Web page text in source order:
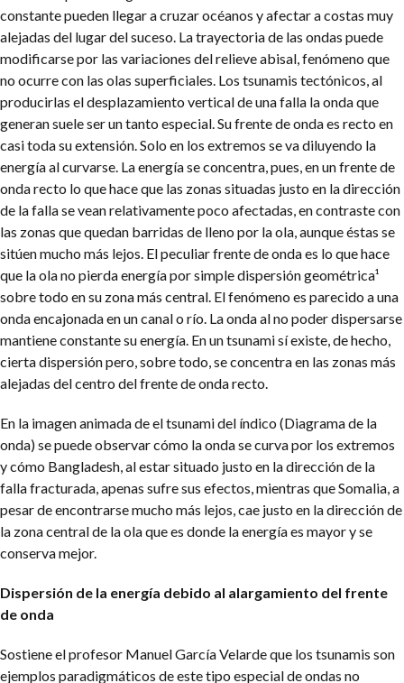
constante pueden llegar a cruzar océanos y afectar a costas muy
alejadas del lugar del suceso. La trayectoria de las ondas puede
modificarse por las variaciones del relieve abisal, fenómeno que
no ocurre con las olas superficiales. Los tsunamis tectónicos, al
producirlas el desplazamiento vertical de una falla la onda que
generan suele ser un tanto especial. Su frente de onda es recto en
casi toda su extensión. Solo en los extremos se va diluyendo la
energía al curvarse. La energía se concentra, pues, en un frente de
onda recto lo que hace que las zonas situadas justo en la dirección
de la falla se vean relativamente poco afectadas, en contraste con
las zonas que quedan barridas de lleno por la ola, aunque éstas se
sitúen mucho más lejos. El peculiar frente de onda es lo que hace
que la ola no pierda energía por simple dispersión geométrica¹
sobre todo en su zona más central. El fenómeno es parecido a una
onda encajonada en un canal o río. La onda al no poder dispersarse
mantiene constante su energía. En un tsunami sí existe, de hecho,
cierta dispersión pero, sobre todo, se concentra en las zonas más
alejadas del centro del frente de onda recto.
En la imagen animada de el tsunami del índico (Diagrama de la
onda) se puede observar cómo la onda se curva por los extremos
y cómo Bangladesh, al estar situado justo en la dirección de la
falla fracturada, apenas sufre sus efectos, mientras que Somalia, a
pesar de encontrarse mucho más lejos, cae justo en la dirección de
la zona central de la ola que es donde la energía es mayor y se
conserva mejor.
Dispersión de la energía debido al alargamiento del frente
de onda
Sostiene el profesor Manuel García Velarde que los tsunamis son
ejemplos paradigmáticos de este tipo especial de ondas no